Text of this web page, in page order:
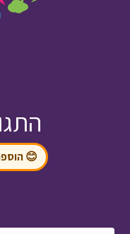
😊